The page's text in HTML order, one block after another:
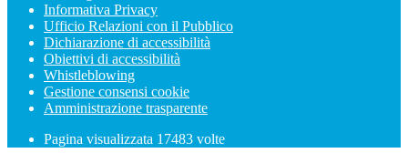
Informativa Privacy
Ufficio Relazioni con il Pubblico
Dichiarazione di accessibilità
Obiettivi di accessibilità
Whistleblowing
Gestione consensi cookie
Amministrazione trasparente
Pagina visualizzata 17483 volte